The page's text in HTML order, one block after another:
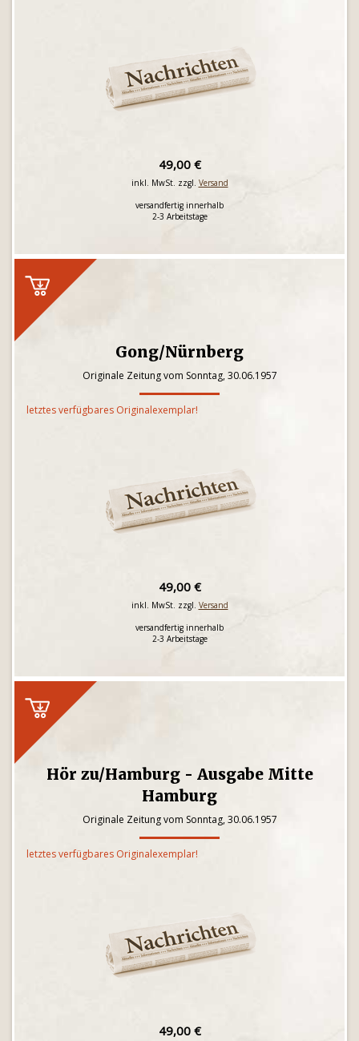
49,00 €
inkl. MwSt. zzgl. Versand
versandfertig innerhalb
2-3 Arbeitstage
Gong/Nürnberg
Originale Zeitung vom Sonntag, 30.06.1957
letztes verfügbares Originalexemplar!
49,00 €
inkl. MwSt. zzgl. Versand
versandfertig innerhalb
2-3 Arbeitstage
Hör zu/Hamburg - Ausgabe Mitte
Hamburg
Originale Zeitung vom Sonntag, 30.06.1957
letztes verfügbares Originalexemplar!
49,00 €